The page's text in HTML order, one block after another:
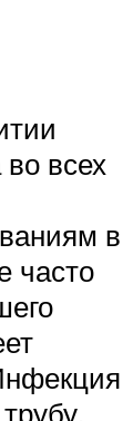
всех
в
часто